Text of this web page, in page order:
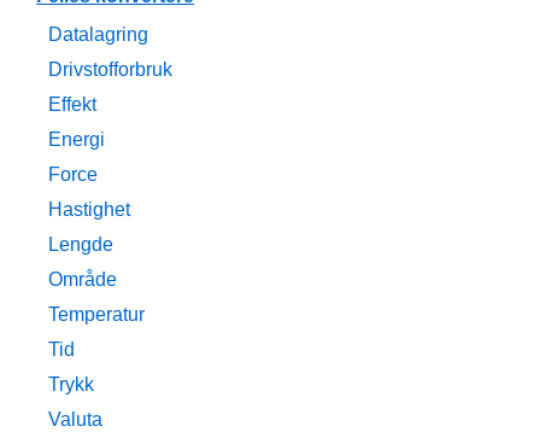
Datalagring
Drivstofforbruk
Effekt
Energi
Force
Hastighet
Lengde
Område
Temperatur
Tid
Trykk
Valuta